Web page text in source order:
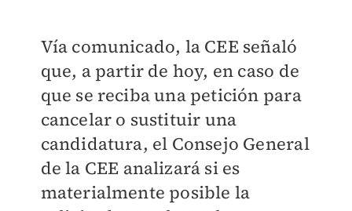
Vía comunicado, la CEE señaló
que, a partir de hoy, en caso de
que se reciba una petición para
cancelar o sustituir una
candidatura, el Consejo General
de la CEE analizará si es
materialmente posible la